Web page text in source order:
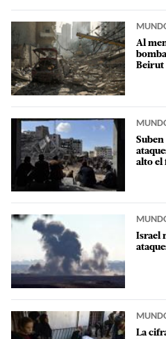
Al
Beirut
Suben
alto el
Israel
La